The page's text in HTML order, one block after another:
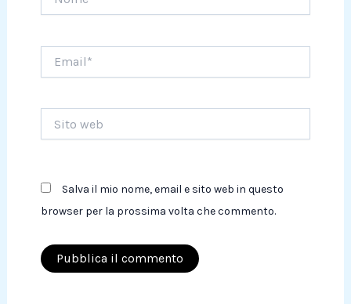
web
Salva il mio nome, email e sito web in questo
browser per la prossima volta che commento.